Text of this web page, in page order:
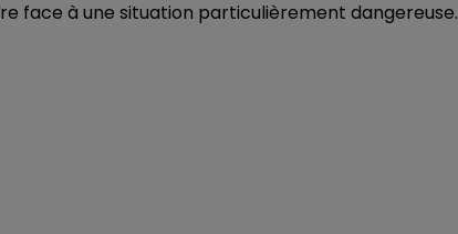
face à une situation particulièrement dangereuse.